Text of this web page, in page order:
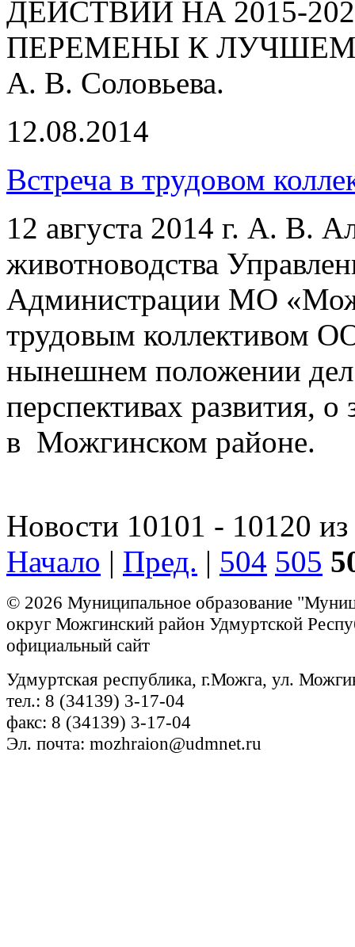
ДЕЙСТВИЙ НА 2015-
ПЕРЕМЕНЫ К ЛУЧШЕМУ»
А. В. Соловьева.
12.08.2014
Встреча в трудовом
12 августа 2014 г. А. В.
животноводства
Администрации МО
трудовым коллективом
нынешнем положении дел
перспективах развития, о
в Можгинском районе.
Новости 10101 - 10120
Начало | Пред. | 504 505
© 2026 Муниципальное образование
округ Можгинский район Удмуртской
официальный сайт
Удмуртская республика, г.Можга, ул.
тел.: 8 (34139) 3-17-04
факс: 8 (34139) 3-17-04
Эл. почта: mozhraion@udmnet.ru